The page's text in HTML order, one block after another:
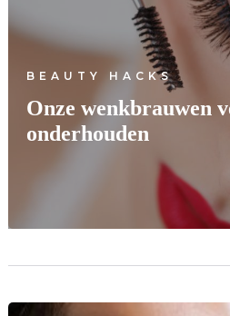
BEAUTY HACKS
Onze wenkbrauwen
onderhouden